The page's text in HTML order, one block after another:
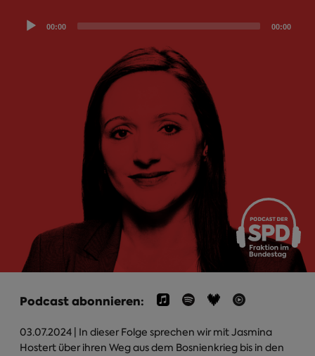
Audio
Player
00:00 00:00
Podcast abonnieren:
03.07.2024 | In dieser Folge sprechen wir mit Jasmina
Hostert über ihren Weg aus dem Bosnienkrieg bis in den